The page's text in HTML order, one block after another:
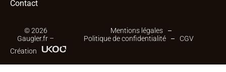
Contact
© 2026
Gaugler.fr –
Mentions légales
Politique de confidentialité
CGV
Création